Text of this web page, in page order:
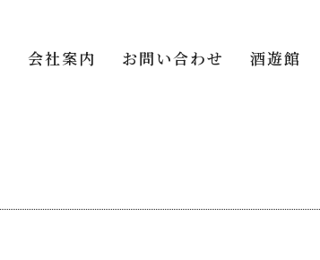
会社案内 お問い合わせ 酒遊館